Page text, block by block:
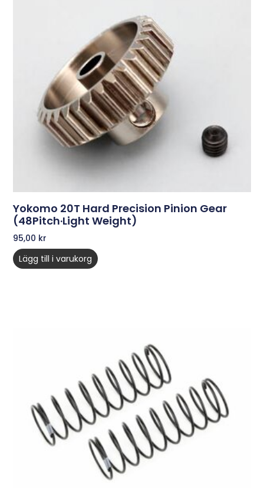
Yokomo 20T Hard Precision Pinion Gear
(48Pitch·Light Weight)
95,00 kr
Lägg till i varukorg